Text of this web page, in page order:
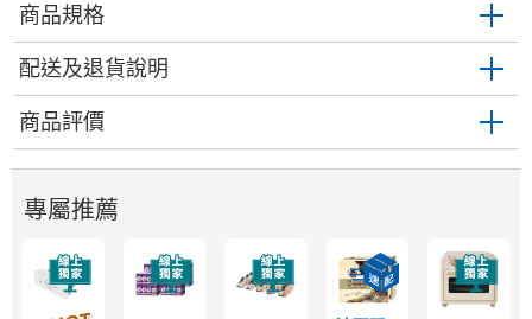
商品規格
配送及退貨說明
商品評價
專屬推薦